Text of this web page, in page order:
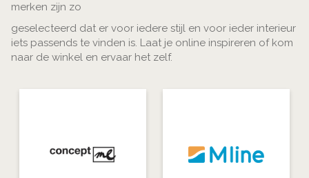
merken zijn zo
geselecteerd dat er voor iedere stijl en voor ieder interieur
iets passends te vinden is. Laat je online inspireren of kom
naar de winkel en ervaar het zelf.